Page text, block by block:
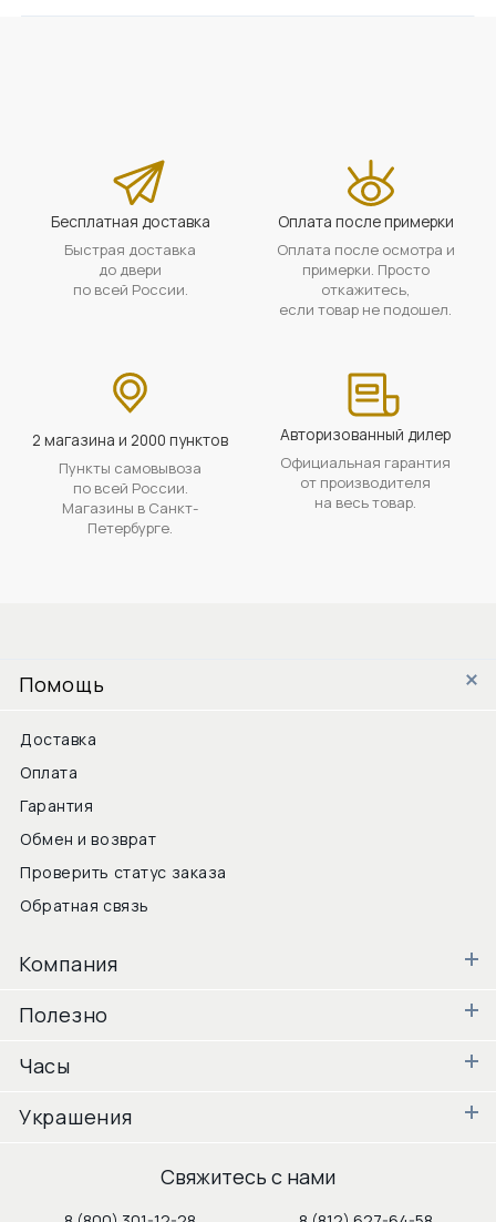
Бесплатная доставка
Быстрая доставка
до двери
по всей России.
Оплата после примерки
Оплата после осмотра и
примерки. Просто
откажитесь,
если товар не подошел.
2 магазина и 2000 пунктов
Пункты самовывоза
по всей России.
Магазины в Санкт-
Петербурге.
Авторизованный дилер
Официальная гарантия
от производителя
на весь товар.
Помощь
Доставка
Оплата
Гарантия
Обмен и возврат
Проверить статус заказа
Обратная связь
Компания
Полезно
Часы
Украшения
Свяжитесь с нами